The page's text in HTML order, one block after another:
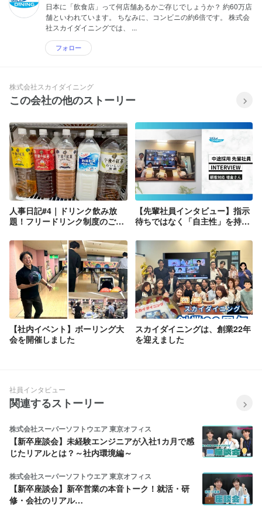
日本に「飲食店」って何店舗あるかご存じでしょうか？ 約60万店
舗といわれています。 ちなみに、コンビニの約6倍です。 株式会
社スカイダイニングでは、 ...
フォロー
株式会社スカイダイニング
この会社の他のストーリー
人事日記#4｜ドリンク飲み放
題！フリードリンク制度のご紹
【先輩社員インタビュー】指示
待ちではなく「自主性」を持っ
ん)
【社内イベント】ボーリング大
会を開催しました
スカイダイニングは、創業22年
を迎えました
社員インタビュー
関連するストーリー
株式会社スーパーソフトウエア 東京オフィス
【新卒座談会】未経験エンジニアが入社1カ月で感
じたリアルとは？～社内環境編～
株式会社スーパーソフトウエア 東京オフィス
【新卒座談会】新卒営業の本音トーク！就活・研
修・会社のリアル…